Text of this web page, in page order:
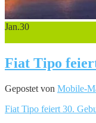
Jan.30
Fiat Tipo
Gepostet von Mobile-
Fiat Tipo feiert 30.